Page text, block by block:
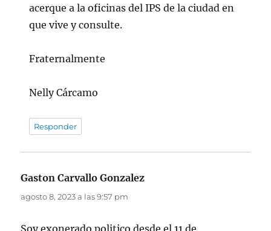
acerque a la oficinas del IPS de la ciudad en
que vive y consulte.
Fraternalmente
Nelly Cárcamo
Responder
Gaston Carvallo Gonzalez
agosto 8, 2023 a las 9:57 pm